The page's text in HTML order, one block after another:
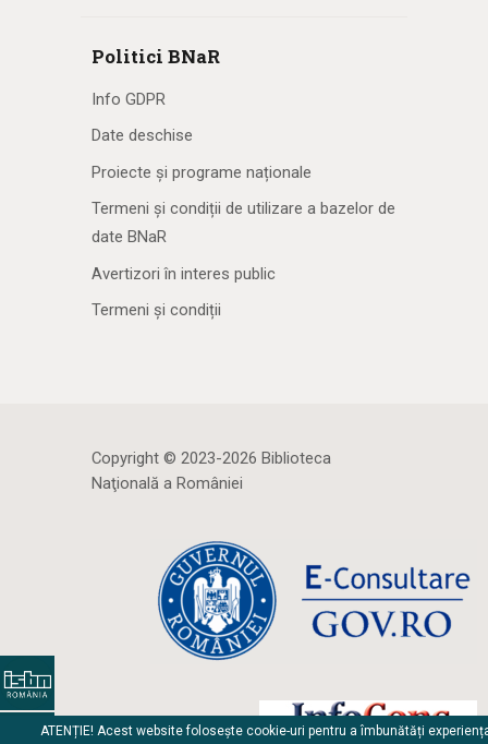
Politici BNaR
Info GDPR
Date deschise
Proiecte și programe naționale
Termeni și condiții de utilizare a bazelor de
date BNaR
Avertizori în interes public
Termeni și condiții
Copyright © 2023-2026 Biblioteca
Naţională a României
ATENȚIE! Acest website folosește cookie-uri pentru a îmbunătăți